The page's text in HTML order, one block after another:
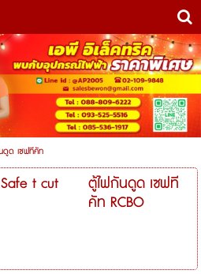
ดูด เซฟทีคัท
t cut
ตู้ไฟกันดูด เซฟที
คัท RCBO